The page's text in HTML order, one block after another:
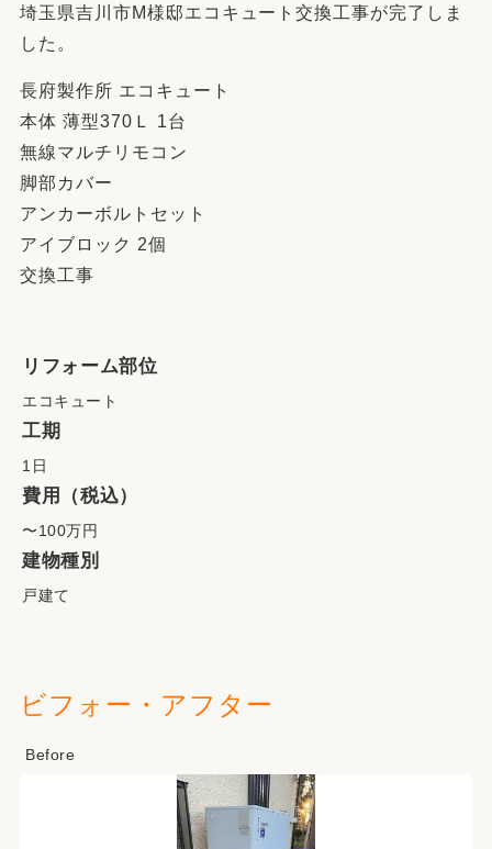
埼玉県吉川市M様邸エコキュート交換工事が完了しま
した。
長府製作所 エコキュート
本体 薄型370Ｌ 1台
無線マルチリモコン
脚部カバー
アンカーボルトセット
アイブロック 2個
交換工事
リフォーム部位
エコキュート
工期
1日
費用（税込）
〜100万円
建物種別
戸建て
ビフォー・アフター